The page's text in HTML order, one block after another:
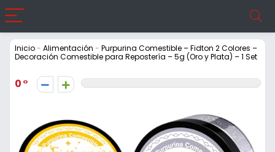
Inicio- Alimentación - Purpurina Comestible – Fidton 2 Colores –
Decoración Comestible para Repostería – 5g (Oro y Plata) – 1 Set
0